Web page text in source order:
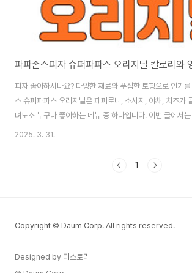
파파존스피자 슈퍼파파스 오리지널 칼로리와
피자 좋아하시나요? 다양한 재료와 푸짐한 토핑으로 인기
스 슈퍼파파스 오리지널은 페퍼로니, 소시지, 야채, 치즈가
녀노소 누구나 좋아하는 메뉴 중 하나입니다. 이번 글에서
로리와 영양정보를 자세히 소개드릴게요. 🍕 슈퍼파파스 오
린 페퍼 등 다양한 토핑이 올라가 있어 풍성한 맛과 식감을
2025. 3. 31.
1
Copyright © Daum Corp. All rights reserved.
Designed by 티스토리